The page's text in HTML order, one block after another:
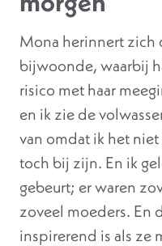
Mona herinnert zich
bijwoonde, waarbij
risico met haar
en ik zie de
van omdat ik het
toch bij zijn. En ik
gebeurt; er waren
zoveel moeders. En
inspirerend is als ze